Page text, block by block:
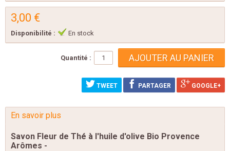
3,00 €
Disponibilité : En stock
Quantité :
TWEET PARTAGER GOOGLE+
En savoir plus
Savon Fleur de Thé à l'huile d'olive Bio Provence
Arômes -